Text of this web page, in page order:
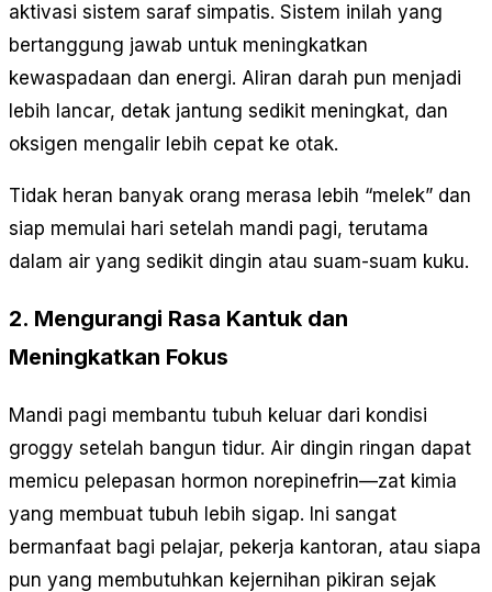
aktivasi sistem saraf simpatis. Sistem inilah yang
bertanggung jawab untuk meningkatkan
kewaspadaan dan energi. Aliran darah pun menjadi
lebih lancar, detak jantung sedikit meningkat, dan
oksigen mengalir lebih cepat ke otak.
Tidak heran banyak orang merasa lebih “melek” dan
siap memulai hari setelah mandi pagi, terutama
dalam air yang sedikit dingin atau suam-suam kuku.
2. Mengurangi Rasa Kantuk dan
Meningkatkan Fokus
Mandi pagi membantu tubuh keluar dari kondisi
groggy setelah bangun tidur. Air dingin ringan dapat
memicu pelepasan hormon norepinefrin—zat kimia
yang membuat tubuh lebih sigap. Ini sangat
bermanfaat bagi pelajar, pekerja kantoran, atau siapa
pun yang membutuhkan kejernihan pikiran sejak